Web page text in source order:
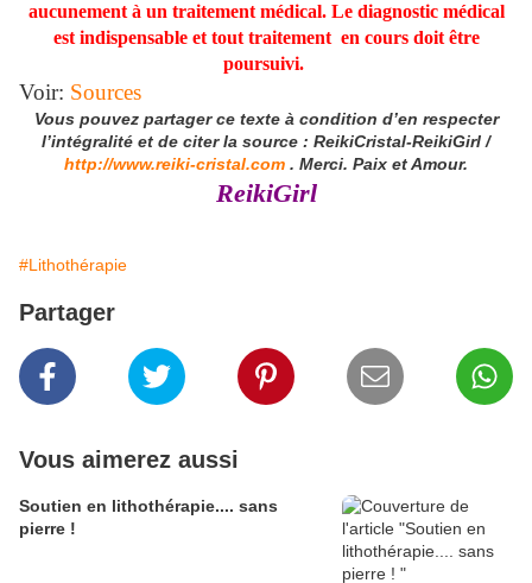
aucunement à un traitement médical. Le diagnostic médical
est indispensable et tout traitement en cours doit être
poursuivi.
Voir: Sources
Vous pouvez partager ce texte à condition d’en respecter
l’intégralité et de citer la source : ReikiCristal-ReikiGirl /
http://www.reiki-cristal.com . Merci. Paix et Amour.
ReikiGirl
#Lithothérapie
Partager
Vous aimerez aussi
Soutien en lithothérapie.... sans
pierre !